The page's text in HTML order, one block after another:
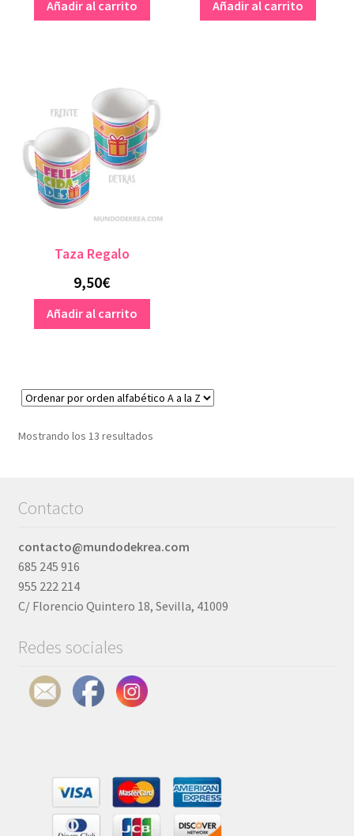
Añadir al carrito Añadir al carrito
Taza Regalo
9,50€
Añadir al carrito
Mostrando los 13 resultados
Contacto
contacto@mundodekrea.com
685 245 916
955 222 214
C/ Florencio Quintero 18, Sevilla, 41009
Redes sociales